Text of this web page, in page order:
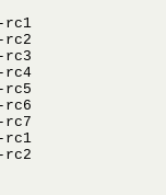
rc1
rc2
rc3
rc4
rc5
rc6
rc7
rc1
rc2